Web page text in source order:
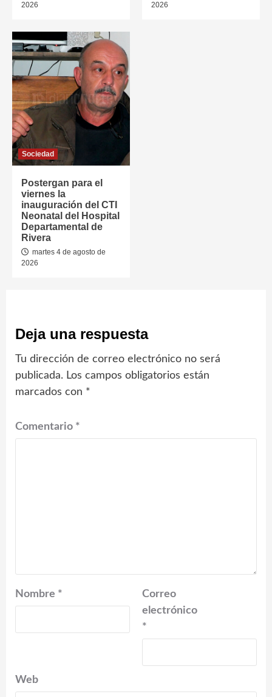
2026 2026
Sociedad
Postergan para el
viernes la
inauguración del CTI
Neonatal del Hospital
Departamental de
Rivera
martes 4 de agosto de
2026
Deja una respuesta
Tu dirección de correo electrónico no será
publicada. Los campos obligatorios están
marcados con *
Comentario *
Nombre *
Correo
electrónico
*
Web